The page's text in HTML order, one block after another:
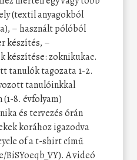
(textil anyagokból
– használt pólóból
készítés, –
készítése: zoknikukac.
tanulók tagozata 1-2.
tanulóinkkal
8. évfolyam)
és tervezés órán
korához igazodva
of a t-shirt című
A videó